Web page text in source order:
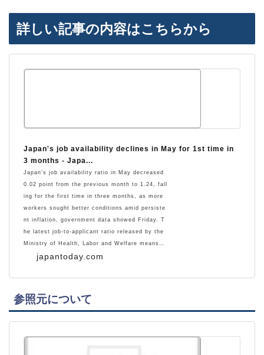
詳しい記事の内容はこちらから
japantoday.com
Japan's job availability declines in May for 1st time in
3 months - Japa...
Japan's job availability ratio in May decreased
0.02 point from the previous month to 1.24, fall
ing for the first time in three months, as more
workers sought better conditions amid persiste
nt inflation, government data showed Friday. T
he latest job-to-applicant ratio released by the
Ministry of Health, Labor and Welfare means…
参照元について